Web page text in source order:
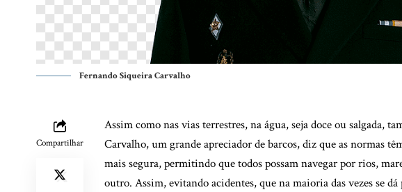
Fernando Siqueira Carvalho
Compartilhar
Assim como nas vias terrestres, na água, seja doce ou salgada,
Carvalho, um grande apreciador de barcos, diz que as normas
mais segura, permitindo que todos possam navegar por rios,
outro. Assim, evitando acidentes, que na maioria das vezes se